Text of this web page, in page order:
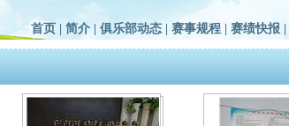
首页 简介 俱乐部动态 赛事规程 赛绩快报